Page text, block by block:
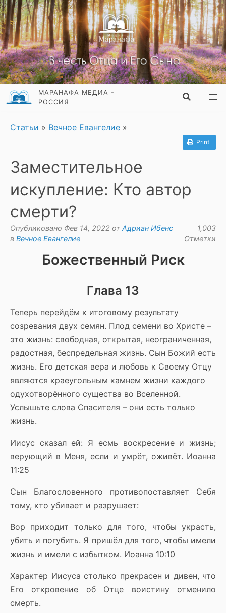
МАРАНАФА МЕДИА -
РОССИЯ
Статьи » Вечное Евангелие »
Print
Заместительное
искупление: Кто автор
смерти?
Опубликовано Фев 14, 2022 от Адриан Ибенс
в Вечное Евангелие
1,003
Отметки
Божественный Риск
Глава 13
Теперь перейдём к итоговому результату
созревания двух семян. Плод семени во Христе –
это жизнь: свободная, открытая, неограниченная,
радостная, беспредельная жизнь. Сын Божий есть
жизнь. Его детская вера и любовь к Своему Отцу
являются краеугольным камнем жизни каждого
одухотворённого существа во Вселенной.
Услышьте слова Спасителя – они есть только
жизнь.
Иисус сказал ей: Я есмь воскресение и жизнь;
верующий в Меня, если и умрёт, оживёт. Иоанна
11:25
Сын Благословенного противопоставляет Себя
тому, кто убивает и разрушает:
Вор приходит только для того, чтобы украсть,
убить и погубить. Я пришёл для того, чтобы имели
жизнь и имели с избытком. Иоанна 10:10
Характер Иисуса столько прекрасен и дивен, что
Его откровение об Отце воистину отменило
смерть.